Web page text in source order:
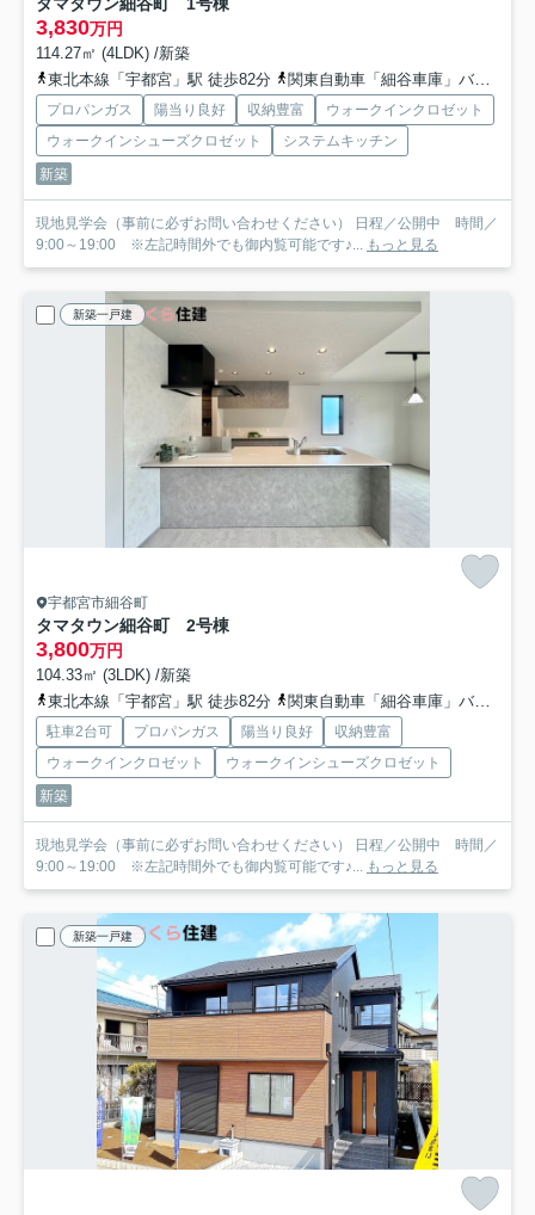
3,830万円
114.27㎡ (4LDK) /新築
東北本線「宇都宮」駅 徒歩82分
関東自動車「細谷車庫」バス停下車 徒歩12分
プロパンガス 陽当り良好 収納豊富
ウォークインクロゼット
ウォークインシューズクロゼット
システムキッチン
新築
現地見学会（事前に必ずお問い合わせください） 日程／公開中 時間／
9:00～19:00 ※左記時間外でも御内覧可能です♪... もっと見る
新築一戸建
宇都宮市細谷町
タマタウン細谷町 2号棟
3,800万円
104.33㎡ (3LDK) /新築
東北本線「宇都宮」駅 徒歩82分
関東自動車「細谷車庫」バス停下車 徒歩12分
駐車2台可 プロパンガス 陽当り良好
収納豊富
ウォークインクロゼット
ウォークインシューズクロゼット
新築
現地見学会（事前に必ずお問い合わせください） 日程／公開中 時間／
9:00～19:00 ※左記時間外でも御内覧可能です♪... もっと見る
新築一戸建